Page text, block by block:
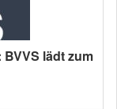
lädt zum